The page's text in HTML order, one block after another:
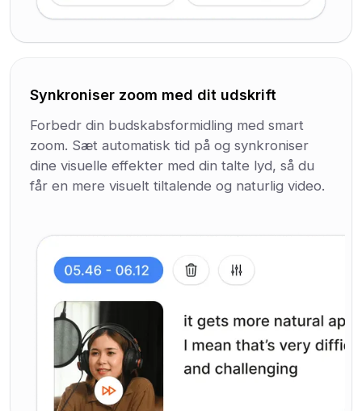
Synkroniser zoom med dit udskrift
Forbedr din budskabsformidling med smart
zoom. Sæt automatisk tid på og synkroniser
dine visuelle effekter med din talte lyd, så du
får en mere visuelt tiltalende og naturlig video.